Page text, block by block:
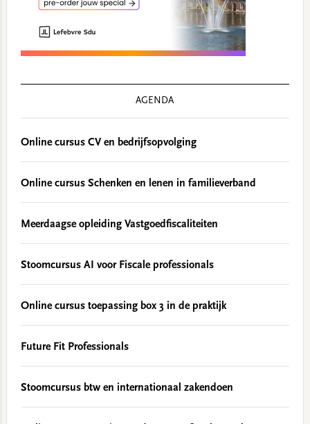
AGENDA
Online cursus CV en bedrijfsopvolging
Online cursus Schenken en lenen in familieverband
Meerdaagse opleiding Vastgoedfiscaliteiten
Stoomcursus AI voor Fiscale professionals
Online cursus toepassing box 3 in de praktijk
Future Fit Professionals
Stoomcursus btw en internationaal zakendoen